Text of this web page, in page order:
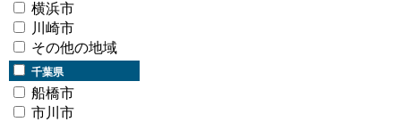
横浜市
川崎市
その他の地域
千葉県
船橋市
市川市